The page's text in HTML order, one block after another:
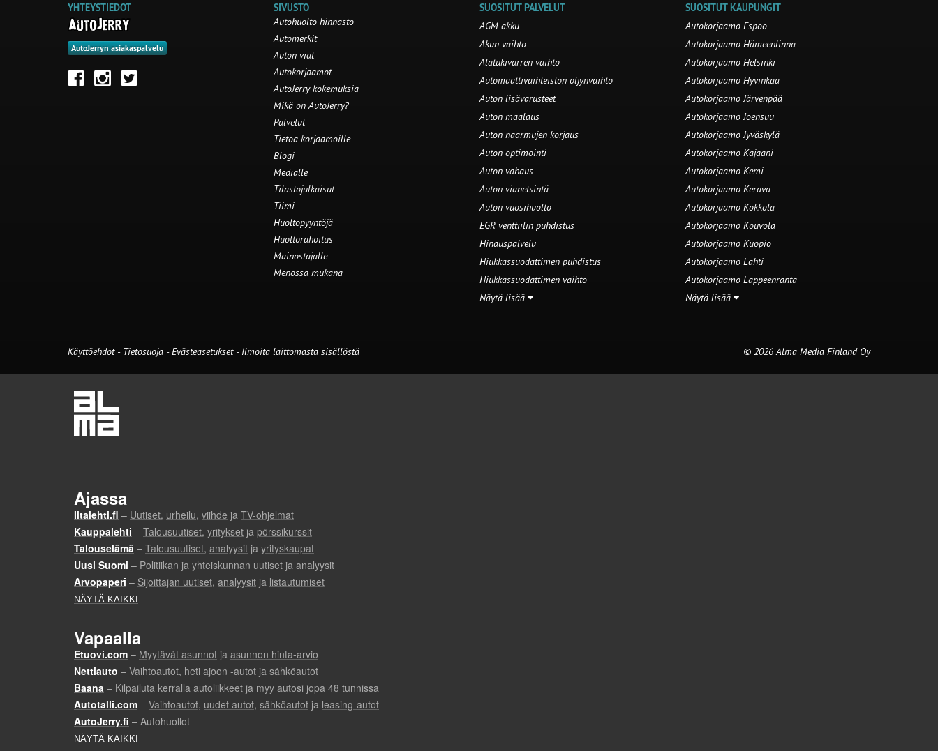
YHTEYSTIEDOT
AutoJerryn asiakaspalvelu
SIVUSTO
Autohuolto hinnasto
Automerkit
Auton viat
Autokorjaamot
AutoJerry kokemuksia
Mikä on AutoJerry?
Palvelut
Tietoa korjaamoille
Blogi
Medialle
Tilastojulkaisut
Tiimi
Huoltopyyntöjä
Huoltorahoitus
Mainostajalle
Menossa mukana
SUOSITUT PALVELUT
AGM akku
Akun vaihto
Alatukivarren vaihto
Automaattivaihteiston öljynvaihto
Auton lisävarusteet
Auton maalaus
Auton naarmujen korjaus
Auton optimointi
Auton vahaus
Auton vianetsintä
Auton vuosihuolto
EGR venttiilin puhdistus
Hinauspalvelu
Hiukkassuodattimen puhdistus
Hiukkassuodattimen vaihto
Näytä lisää
SUOSITUT KAUPUNGIT
Autokorjaamo Espoo
Autokorjaamo Hämeenlinna
Autokorjaamo Helsinki
Autokorjaamo Hyvinkää
Autokorjaamo Järvenpää
Autokorjaamo Joensuu
Autokorjaamo Jyväskylä
Autokorjaamo Kajaani
Autokorjaamo Kemi
Autokorjaamo Kerava
Autokorjaamo Kokkola
Autokorjaamo Kouvola
Autokorjaamo Kuopio
Autokorjaamo Lahti
Autokorjaamo Lappeenranta
Näytä lisää
Käyttöehdot - Tietosuoja -Evästeasetukset- Ilmoita laittomasta sisällöstä © 2026 Alma Media Finland Oy